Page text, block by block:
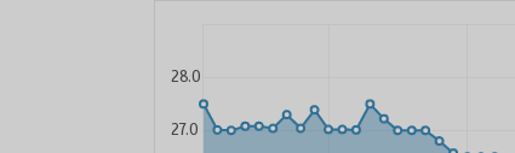
27.0
28.0